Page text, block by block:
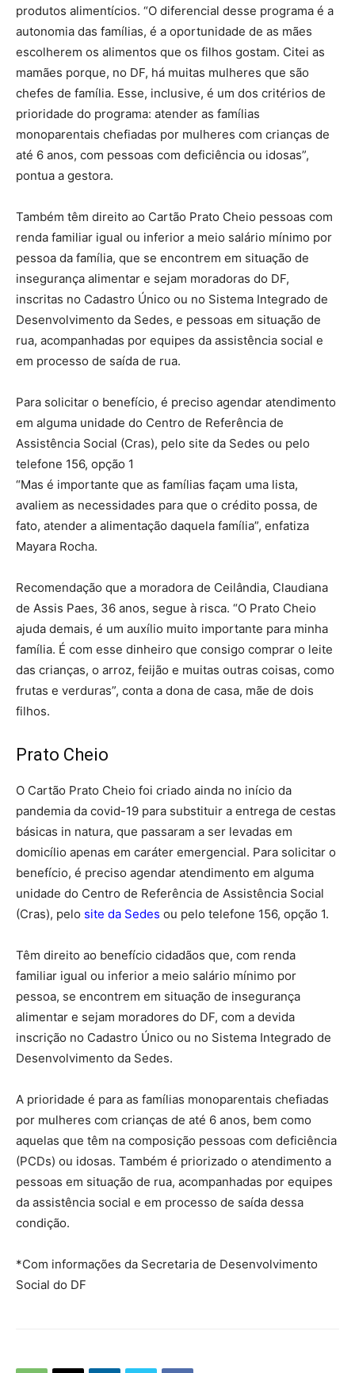
produtos alimentícios. “O diferencial desse programa é a
autonomia das famílias, é a oportunidade de as mães
escolherem os alimentos que os filhos gostam. Citei as
mamães porque, no DF, há muitas mulheres que são
chefes de família. Esse, inclusive, é um dos critérios de
prioridade do programa: atender as famílias
monoparentais chefiadas por mulheres com crianças de
até 6 anos, com pessoas com deficiência ou idosas”,
pontua a gestora.
Também têm direito ao Cartão Prato Cheio pessoas com
renda familiar igual ou inferior a meio salário mínimo por
pessoa da família, que se encontrem em situação de
insegurança alimentar e sejam moradoras do DF,
inscritas no Cadastro Único ou no Sistema Integrado de
Desenvolvimento da Sedes, e pessoas em situação de
rua, acompanhadas por equipes da assistência social e
em processo de saída de rua.
Para solicitar o benefício, é preciso agendar atendimento
em alguma unidade do Centro de Referência de
Assistência Social (Cras), pelo site da Sedes ou pelo
telefone 156, opção 1
“Mas é importante que as famílias façam uma lista,
avaliem as necessidades para que o crédito possa, de
fato, atender a alimentação daquela família”, enfatiza
Mayara Rocha.
Recomendação que a moradora de Ceilândia, Claudiana
de Assis Paes, 36 anos, segue à risca. “O Prato Cheio
ajuda demais, é um auxílio muito importante para minha
família. É com esse dinheiro que consigo comprar o leite
das crianças, o arroz, feijão e muitas outras coisas, como
frutas e verduras”, conta a dona de casa, mãe de dois
filhos.
Prato Cheio
O Cartão Prato Cheio foi criado ainda no início da
pandemia da covid-19 para substituir a entrega de cestas
básicas in natura, que passaram a ser levadas em
domicílio apenas em caráter emergencial. Para solicitar o
benefício, é preciso agendar atendimento em alguma
unidade do Centro de Referência de Assistência Social
(Cras), pelo site da Sedes ou pelo telefone 156, opção 1.
Têm direito ao benefício cidadãos que, com renda
familiar igual ou inferior a meio salário mínimo por
pessoa, se encontrem em situação de insegurança
alimentar e sejam moradores do DF, com a devida
inscrição no Cadastro Único ou no Sistema Integrado de
Desenvolvimento da Sedes.
A prioridade é para as famílias monoparentais chefiadas
por mulheres com crianças de até 6 anos, bem como
aquelas que têm na composição pessoas com deficiência
(PCDs) ou idosas. Também é priorizado o atendimento a
pessoas em situação de rua, acompanhadas por equipes
da assistência social e em processo de saída dessa
condição.
*Com informações da Secretaria de Desenvolvimento
Social do DF